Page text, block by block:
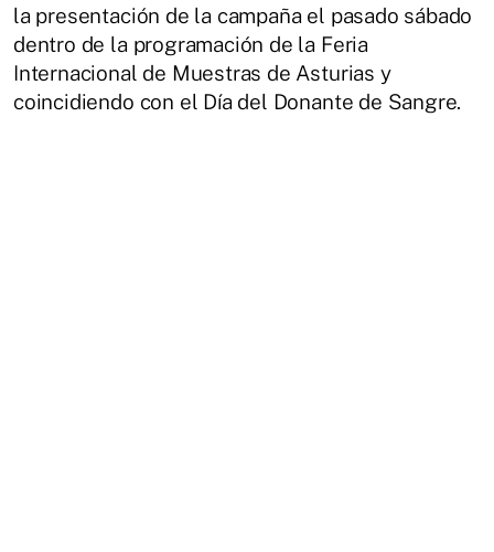
la presentación de la campaña el pasado sábado
dentro de la programación de la Feria
Internacional de Muestras de Asturias y
coincidiendo con el Día del Donante de Sangre.